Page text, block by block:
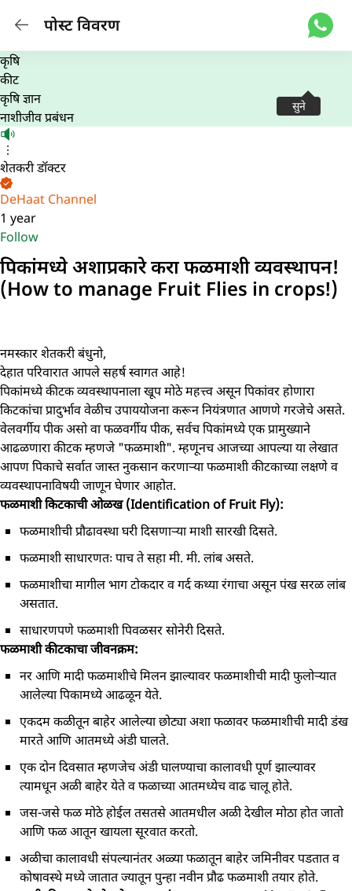
पोस्ट विवरण
सुने
कृषि
कीट
कृषि ज्ञान
नाशीजीव प्रबंधन
शेतकरी डॉक्टर
DeHaat Channel
1 year
Follow
पिकांमध्ये अशाप्रकारे करा फळमाशी व्यवस्थापन!
(How to manage Fruit Flies in crops!)
नमस्कार शेतकरी बंधुनो,
देहात परिवारात आपले सहर्ष स्वागत आहे!
पिकांमध्ये कीटक व्यवस्थापनाला खूप मोठे महत्त्व असून पिकांवर होणारा
किटकांचा प्रादुर्भाव वेळीच उपाययोजना करून नियंत्रणात आणणे गरजेचे असते.
वेलवर्गीय पीक असो वा फळवर्गीय पीक, सर्वच पिकांमध्ये एक प्रामुख्याने
आढळणारा कीटक म्हणजे "फळमाशी". म्हणूनच आजच्या आपल्या या लेखात
आपण पिकाचे सर्वात जास्त नुकसान करणाऱ्या फळमाशी कीटकाच्या लक्षणे व
व्यवस्थापनाविषयी जाणून घेणार आहोत.
फळमाशी किटकाची ओळख (Identification of Fruit Fly):
फळमाशीची प्रौढावस्था घरी दिसणाऱ्या माशी सारखी दिसते.
फळमाशी साधारणतः पाच ते सहा मी. मी. लांब असते.
फळमाशीचा मागील भाग टोकदार व गर्द कथ्या रंगाचा असून पंख सरळ लांब
असतात.
साधारणपणे फळमाशी पिवळसर सोनेरी दिसते.
फळमाशी कीटकाचा जीवनक्रम:
नर आणि मादी फळमाशीचे मिलन झाल्यावर फळमाशीची मादी फुलोऱ्यात
आलेल्या पिकामध्ये आढळून येते.
एकदम कळीतून बाहेर आलेल्या छोट्या अशा फळावर फळमाशीची मादी डंख
मारते आणि आतमध्ये अंडी घालते.
एक दोन दिवसात म्हणजेच अंडी घालण्याचा कालावधी पूर्ण झाल्यावर
त्यामधून अळी बाहेर येते व फळाच्या आतमध्येच वाढ चालू होते.
जस-जसे फळ मोठे होईल तसतसे आतमधील अळी देखील मोठा होत जातो
आणि फळ आतून खायला सूरवात करतो.
अळीचा कालावधी संपल्यानंतर अळ्या फळातून बाहेर जमिनीवर पडतात व
कोषावस्थे मध्ये जातात ज्यातून पुन्हा नवीन प्रौढ फळमाशी तयार होते.